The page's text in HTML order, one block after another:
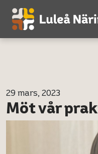
29 mars, 2023
Möt vår